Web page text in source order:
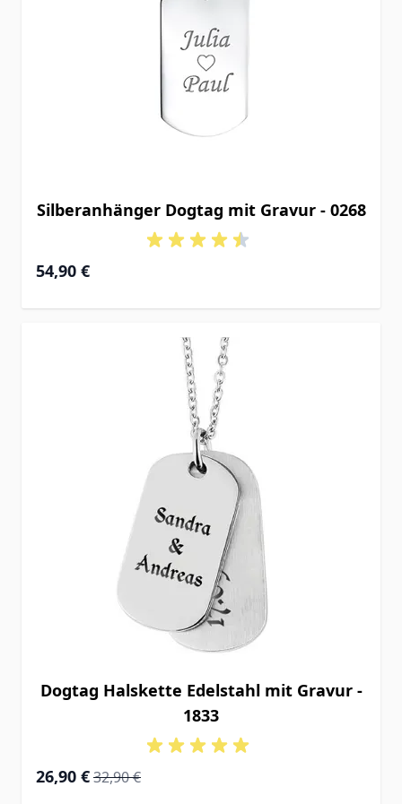
Silberanhänger Dogtag mit Gravur - 0268
54,90 €
Dogtag Halskette Edelstahl mit Gravur -
1833
Special Price
26,90 € Regular Price
32,90 €